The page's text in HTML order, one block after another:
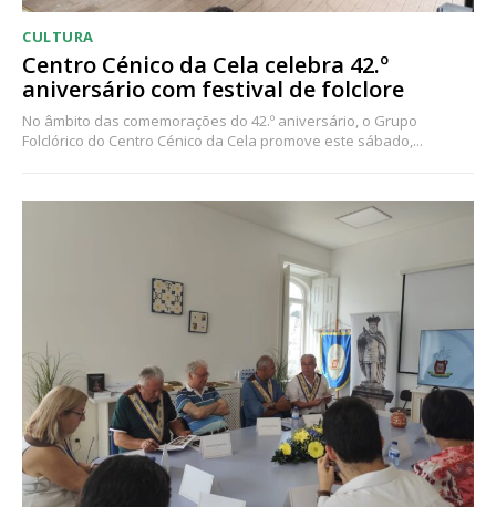
CULTURA
Centro Cénico da Cela celebra 42.º
aniversário com festival de folclore
No âmbito das comemorações do 42.º aniversário, o Grupo
Folclórico do Centro Cénico da Cela promove este sábado,...